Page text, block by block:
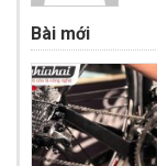
Bài mới